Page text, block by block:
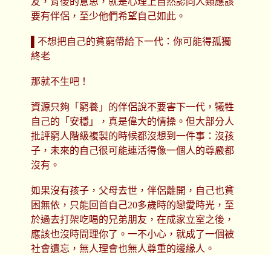
要有伴侶，至少他們希望自己如此。
▌不想把自己的貧窮帶給下一代：你可能得孤獨
終老
那就不生吧！
資源只夠「窮養」的伴侶說不要害下一代，犧牲
自己的「安穩」，真是偉大的情操。但大部分人
批評窮人階級複製的時候都沒想到一件事：沒孩
子，未來的自己很可能連活得像一個人的尊嚴都
沒有。
如果沒有孩子，父母去世，伴侶離開，自己也貧
困無依，只能回首自己20多歲時的戀愛時光，至
於過去打架吃喝的兄弟朋友，在成家立室之後，
應該也沒時間理你了。一不小心，就成了一個被
社會遺忘，無人理會也無人尊重的邊緣人。